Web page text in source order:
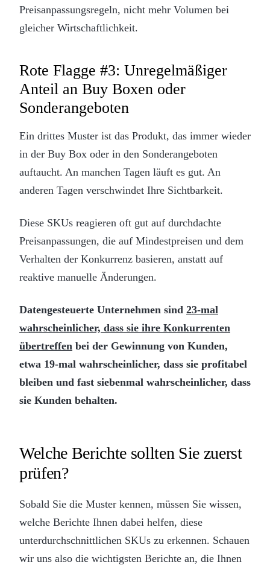
Preisanpassungsregeln, nicht mehr Volumen bei
gleicher Wirtschaftlichkeit.
Rote Flagge #3: Unregelmäßiger
Anteil an Buy Boxen oder
Sonderangeboten
Ein drittes Muster ist das Produkt, das immer wieder
in der Buy Box oder in den Sonderangeboten
auftaucht. An manchen Tagen läuft es gut. An
anderen Tagen verschwindet Ihre Sichtbarkeit.
Diese SKUs reagieren oft gut auf durchdachte
Preisanpassungen, die auf Mindestpreisen und dem
Verhalten der Konkurrenz basieren, anstatt auf
reaktive manuelle Änderungen.
Datengesteuerte Unternehmen sind 23-mal
wahrscheinlicher, dass sie ihre Konkurrenten
übertreffen bei der Gewinnung von Kunden,
etwa 19-mal wahrscheinlicher, dass sie profitabel
bleiben und fast siebenmal wahrscheinlicher, dass
sie Kunden behalten.
Welche Berichte sollten Sie zuerst
prüfen?
Sobald Sie die Muster kennen, müssen Sie wissen,
welche Berichte Ihnen dabei helfen, diese
unterdurchschnittlichen SKUs zu erkennen. Schauen
wir uns also die wichtigsten Berichte an, die Ihnen